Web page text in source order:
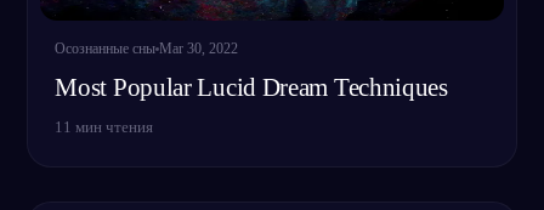
Осознанные сны Mar 30, 2022
Most Popular Lucid Dream Techniques
11 мин чтения